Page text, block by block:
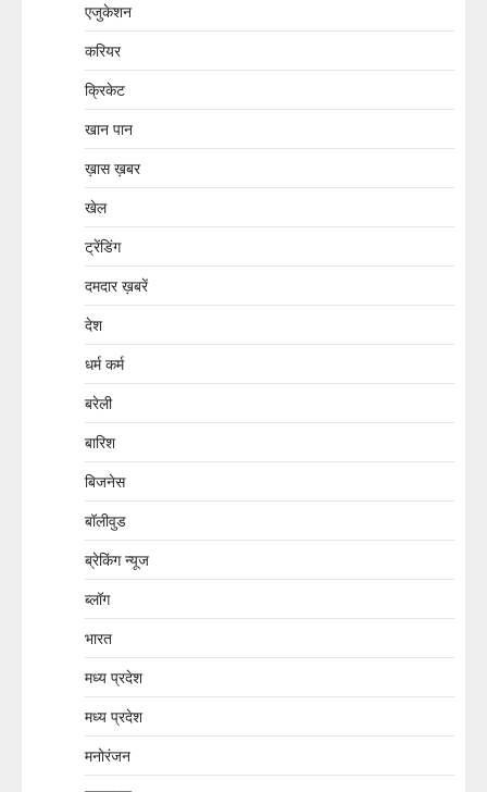
एजुकेशन
करियर
क्रिकेट
खान पान
ख़ास ख़बर
खेल
ट्रेंडिंग
दमदार ख़बरें
देश
धर्म कर्म
बरेली
बारिश
बिजनेस
बॉलीवुड
ब्रेकिंग न्यूज
ब्लॉग
भारत
मध्य प्रदेश
मध्य प्रदेश
मनोरंजन